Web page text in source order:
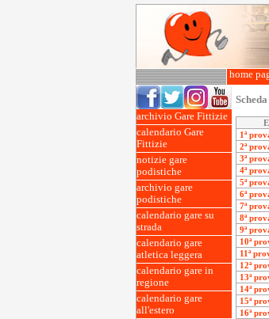
home
archivio Gare Fittizie
calendario Gare
Fittizie
notizie gare
podistiche
archivio gare
podistiche
calendario gare su
strada
calendario gare
atletica leggera
calendario gare in
regione
calendario gare
all'estero
1ª
2ª
3ª
4ª
5ª
6ª
7ª
8ª
9ª
10ª
11ª
12ª
13ª
14ª
15ª
16ª